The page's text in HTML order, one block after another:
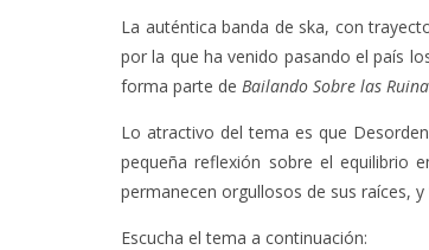
La auténtica banda de ska, con
por la que ha venido pasando el país
forma parte de Bailando Sobre las
Lo atractivo del tema es que
pequeña reflexión sobre el equilibrio
permanecen orgullosos de sus raíces, y
Escucha el tema a continuación: